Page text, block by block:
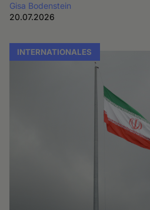
Gisa Bodenstein
20.07.2026
INTERNATIONALES